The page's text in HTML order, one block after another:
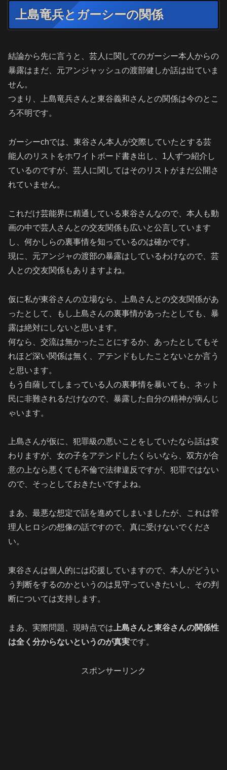
上島竜兵とガーシーの関係
結論から先に言うと、芸人に関してのガーシー本人からの
暴露はまだ、元アンジャッシュの渡部健しか話は出ていま
せん。
つまり、上島竜兵さんと東谷義和さんとの関係は今のとこ
ろ不明です。
ガーシーchでは、東谷さん本人が交際していたとする芸
能人のリストをホワイトボード書き出し、1人ずつ紹介し
ているのですが、芸人に関してはそのリストがまだ公開さ
れていません。
これだけ芸能界に精通している東谷さんなので、本人も動
画の中で芸人さんとの交友関係も広いと公言しています
し、何かしらの裏事情を知っているのは確かです。
現に、元アンジャの渡部の暴露はしているわけなので、芸
人との交友関係もありますよね。
仮に私が東谷さんの立場なら、上島さんとの交友関係があ
ったとして、もし上島さんの裏事情があったとしても、暴
露は絶対にしないと思います。
何なら、交流は無かったことにするか、あったとしてもそ
れほど深い関係は無く、アテンドもしたことないとか言う
と思います。
もう自薩してしまっている人の裏事情を暴いても、ネット
民に非難されるだけなので、暴露した自分の精神が病んじ
ゃいます。
上島さんが仮に、犯罪級の悪いことをしていたなら話は変
わりますが、女の子をアテンドしたくらいなら、双方が合
意の上なら悪くても不倫で法律違反ですが、犯罪ではない
ので、そっとしておきたいですよね。
まあ、最悪な想定で話を進めてしまいましたが、これは管
理人ヒロシの想像の話ですので、真に受けないでくださ
い。
東谷さんは個人的には応援していますので、本人がどうい
う判断をするのかというのは見守っていきたいし、その判
断については支持します。
まあ、実際問題、現時点では 上島さんと東谷さんの関係性
は全く分からないというのが真実です。
スポンサーリンク